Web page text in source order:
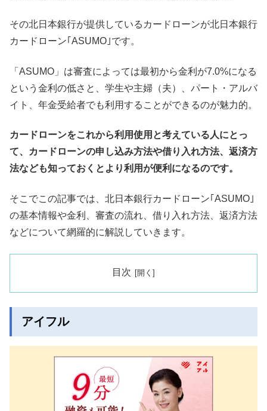
その北日本銀行が提供しているカードローンが北日本銀行
カードローン｢ASUMO｣です。
「ASUMO」は審査によっては最初から金利が7.0%になる
という金利の低さと、学生や主婦（夫）、パート・アルバ
イト、年金受給者でも利用することができるのが魅力的。
カードローンをこれから利用使用と考えている人にとっ
て、カードローンの申し込み方法や借り入れ方法、返済方
法なども知っておくとより利用が便利になるのです。
そこでこの記事では、北日本銀行カードローン｢ASUMO｣
の基本情報や金利、審査の流れ、借り入れ方法、返済方法
などについて網羅的に解説していきます。
目次
アイフル